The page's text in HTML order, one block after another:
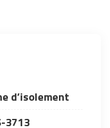
d’isolement
3713